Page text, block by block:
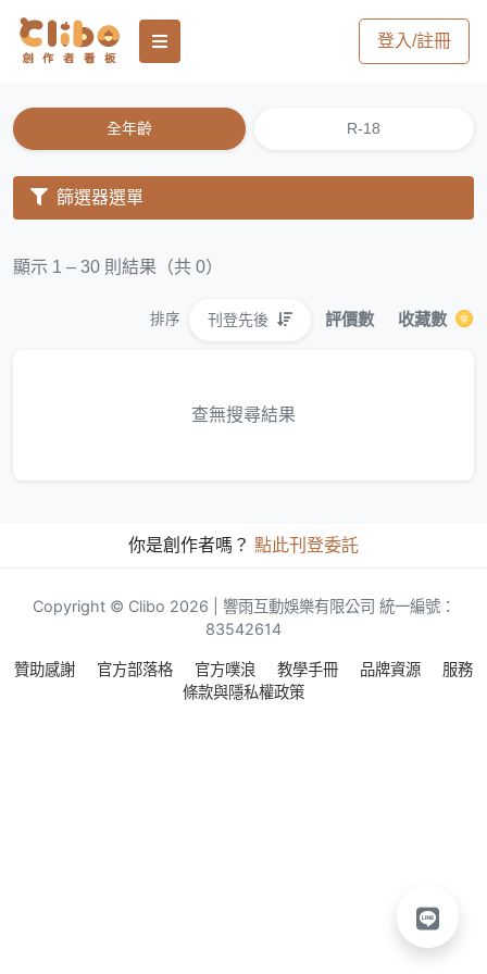
登入/註冊
全年齡 R-18
篩選器選單
顯示 1 – 30 則結果（共 0）
排序 刊登先後 評價數 收藏數
查無搜尋結果
你是創作者嗎？ 點此刊登委託
Copyright © Clibo 2026 | 響雨互動娛樂有限公司 統一編號：
83542614
贊助感謝 官方部落格 官方噗浪 教學手冊 品牌資源
服務
條款與隱私權政策